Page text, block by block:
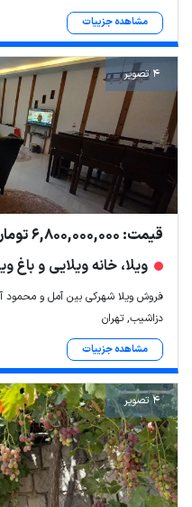
مشاهده جزییات
4 تصویر
قیمت: 6,800,000,000 تومان
ویلا، خانه ویلایی و باغ
فروش ویلا شهرکی بین آمل و محمود
دزاشیب, تهران
مشاهده جزییات
4 تصویر